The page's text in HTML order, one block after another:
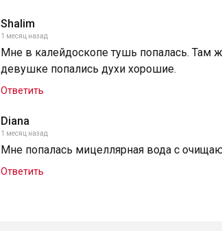
Shalim
1 месяц назад
Мне в калейдоскопе тушь попалась. Там
девушке попались духи хорошие.
Ответить
Diana
1 месяц назад
Мне попалась мицеллярная вода с
Ответить